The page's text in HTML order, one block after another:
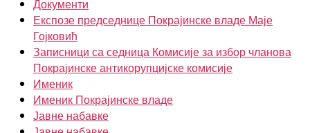
Документи
Експозе председнице Покрајинске владе Маје
Гојковић
Записници са седница Комисије за избор чланова
Покрајинске антикорупцијске комисије
Именик
Именик Покрајинске владе
Јавне набавке